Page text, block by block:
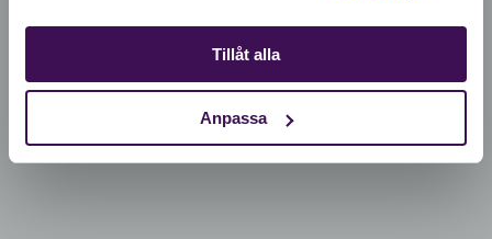
Tillåt alla
Anpassa